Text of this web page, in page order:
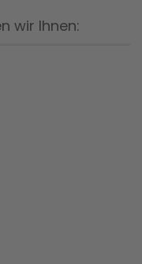
wir Ihnen: